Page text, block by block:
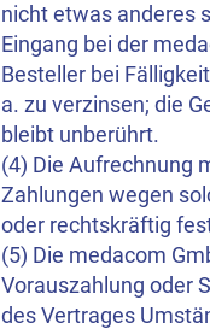
nicht etwas anderes
Eingang bei der
Besteller bei
a. zu verzinsen; die
bleibt unberührt.
(4) Die Aufrechnung
Zahlungen wegen
oder rechtskräftig
(5) Die medacom
Vorauszahlung oder
des Vertrages